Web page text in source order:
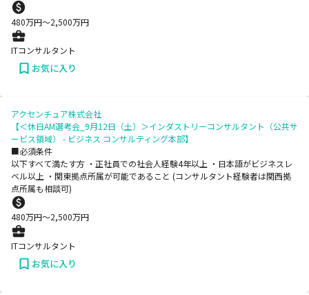
480万円〜2,500万円
ITコンサルタント
お気に入り
アクセンチュア株式会社
【＜休日AM選考会_9月12日（土）＞インダストリーコンサルタント（公共サ
ービス領域） - ビジネス コンサルティング本部】
■必須条件
以下すべて満たす方 ・正社員での社会人経験4年以上 ・日本語がビジネスレ
ベル以上 ・関東拠点所属が可能であること (コンサルタント経験者は関西拠
点所属も相談可)
480万円〜2,500万円
ITコンサルタント
お気に入り